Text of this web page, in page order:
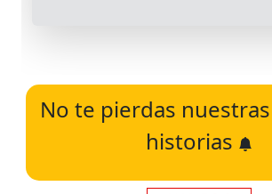
No te pierdas
historias